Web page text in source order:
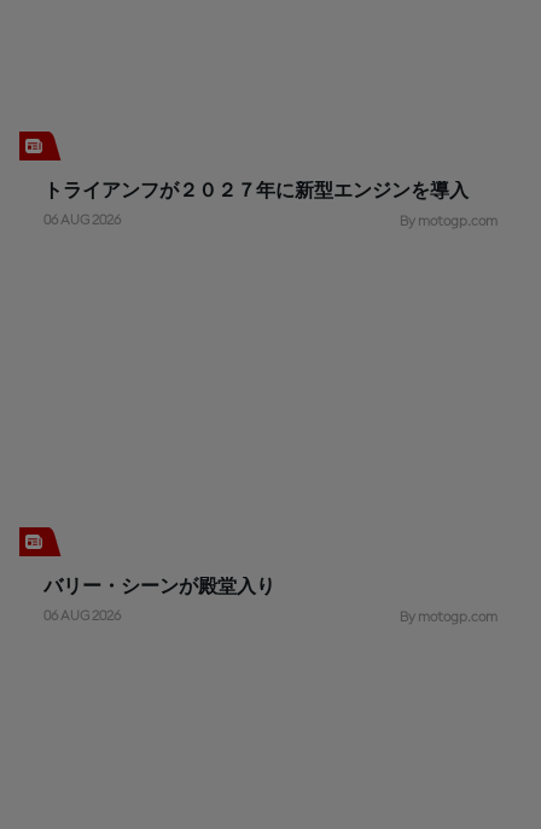
トライアンフが２０２７年に新型エンジンを導入
06 AUG 2026 By motogp.com
バリー・シーンが殿堂入り
06 AUG 2026 By motogp.com